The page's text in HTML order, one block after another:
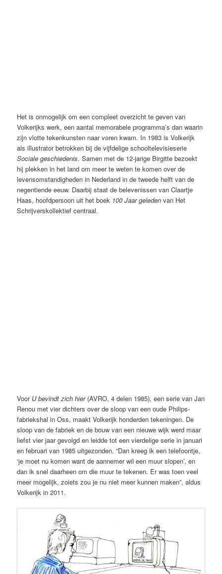
Het is onmogelijk om een compleet overzicht te geven van
Volkerijks werk, een aantal memorabele programma’s dan waarin
zijn vlotte tekenkunsten naar voren kwam. In 1983 is Volkerijk
als illustrator betrokken bij de vijfdelige schooltelevisieserie
Sociale geschiedenis. Samen met de 12-jarige Birgitte bezoekt
hij plekken in het land om meer te weten te komen over de
levensomstandigheden in Nederland in de tweede helft van de
negentiende eeuw. Daarbij staat de belevenissen van Claartje
Haas, hoofdpersoon uit het boek 100 Jaar geleden van Het
Schrijverskollektief centraal.
Voor U bevindt zich hier(AVRO, 4 delen 1985), een serie van Jan
Renou met vier dichters over de sloop van een oude Philips-
fabriekshal in Oss, maakt Volkerijk honderden tekeningen. De
sloop van de fabriek en de bouw van een nieuwe wijk werd maar
liefst vier jaar gevolgd en leidde tot een vierdelige serie in januari
en februari van 1985 uitgezonden. “Dan kreeg ik een telefoontje,
‘je moet nu komen want de aannemer wil een muur slopen’, en
dan ik snel daarheen om die muur te tekenen. Er was toen veel
meer mogelijk, zoiets zou je nu niet meer kunnen maken”, aldus
Volkerijk in 2011.